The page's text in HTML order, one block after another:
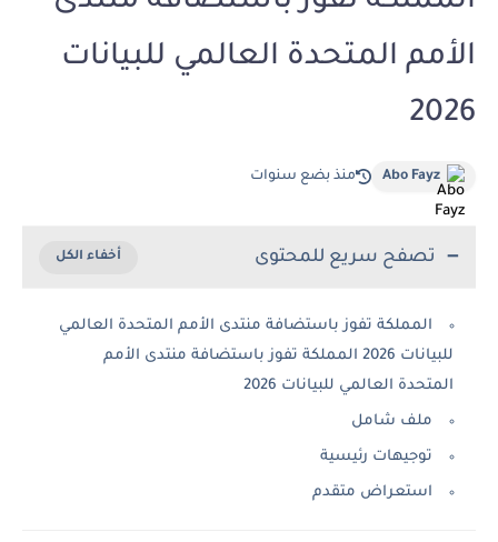
الأمم المتحدة العالمي للبيانات
2026
Abo Fayz منذ بضع سنوات
تصفح سريع للمحتوى
المملكة تفوز باستضافة منتدى الأمم المتحدة العالمي
للبيانات 2026 المملكة تفوز باستضافة منتدى الأمم
المتحدة العالمي للبيانات 2026
ملف شامل
توجيهات رئيسية
استعراض متقدم